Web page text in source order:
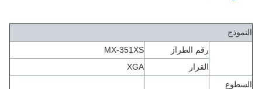
النموذج
رقم الطراز
MX-351XS
القرار
XGA
السطوع